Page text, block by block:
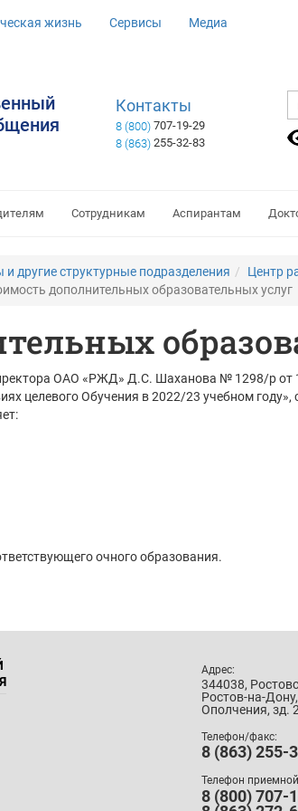
жизнь Сервисы Медиа
Контакты
8 (800) 707-19-29
8 (863) 255-32-83
Сотрудникам Аспирантам
другие структурные подразделения
Центр
дополнительных образовательных услуг
ОАО «РЖД» Д.С. Шаханова № 1298/р от
целевого Обучения в 2022/23 учебном
очного образования.
Адрес:
344038,
Ростов-на-
Ополчения, зд.
Телефон/факс:
8 (863) 255-
Телефон
8 (800) 707-